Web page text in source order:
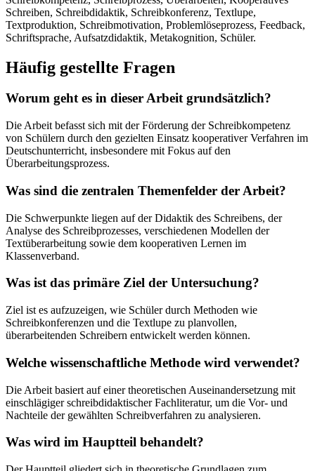
Schreiben, Schreibdidaktik, Schreibkonferenz, Textlupe,
Textproduktion, Schreibmotivation, Problemlöseprozess, Feedback,
Schriftsprache, Aufsatzdidaktik, Metakognition, Schüler.
Häufig gestellte Fragen
Worum geht es in dieser Arbeit grundsätzlich?
Die Arbeit befasst sich mit der Förderung der Schreibkompetenz
von Schülern durch den gezielten Einsatz kooperativer Verfahren im
Deutschunterricht, insbesondere mit Fokus auf den
Überarbeitungsprozess.
Was sind die zentralen Themenfelder der Arbeit?
Die Schwerpunkte liegen auf der Didaktik des Schreibens, der
Analyse des Schreibprozesses, verschiedenen Modellen der
Textüberarbeitung sowie dem kooperativen Lernen im
Klassenverband.
Was ist das primäre Ziel der Untersuchung?
Ziel ist es aufzuzeigen, wie Schüler durch Methoden wie
Schreibkonferenzen und die Textlupe zu planvollen,
überarbeitenden Schreibern entwickelt werden können.
Welche wissenschaftliche Methode wird verwendet?
Die Arbeit basiert auf einer theoretischen Auseinandersetzung mit
einschlägiger schreibdidaktischer Fachliteratur, um die Vor- und
Nachteile der gewählten Schreibverfahren zu analysieren.
Was wird im Hauptteil behandelt?